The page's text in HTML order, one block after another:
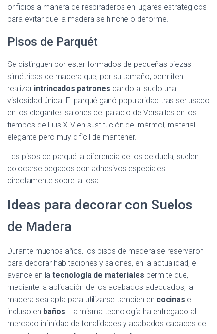
orificios a manera de respiraderos en lugares estratégicos
para evitar que la madera se hinche o deforme.
Pisos de Parquét
Se distinguen por estar formados de pequeñas piezas
simétricas de madera que, por su tamaño, permiten
realizar intrincados patrones dando al suelo una
vistosidad única. El parqué ganó popularidad tras ser usado
en los elegantes salones del palacio de Versalles en los
tiempos de Luis XIV en sustitución del mármol, material
elegante pero muy difícil de mantener.
Los pisos de parqué, a diferencia de los de duela, suelen
colocarse pegados con adhesivos especiales
directamente sobre la losa.
Ideas para decorar con Suelos
de Madera
Durante muchos años, los pisos de madera se reservaron
para decorar habitaciones y salones, en la actualidad, el
avance en la tecnología de materiales permite que,
mediante la aplicación de los acabados adecuados, la
madera sea apta para utilizarse también en cocinas e
incluso en baños. La misma tecnología ha entregado al
mercado infinidad de tonalidades y acabados capaces de